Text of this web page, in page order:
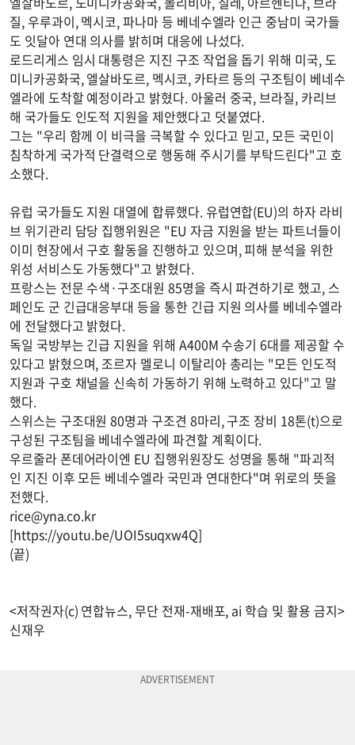
질, 우루과이, 멕시코, 파나마 등 베네수엘라 인근 중남미 국가들
도 잇달아 연대 의사를 밝히며 대응에 나섰다.
로드리게스 임시 대통령은 지진 구조 작업을 돕기 위해 미국, 도
미니카공화국, 엘살바도르, 멕시코, 카타르 등의 구조팀이 베네수
엘라에 도착할 예정이라고 밝혔다. 아울러 중국, 브라질, 카리브
해 국가들도 인도적 지원을 제안했다고 덧붙였다.
그는 "우리 함께 이 비극을 극복할 수 있다고 믿고, 모든 국민이
침착하게 국가적 단결력으로 행동해 주시기를 부탁드린다"고 호
소했다.
유럽 국가들도 지원 대열에 합류했다. 유럽연합(EU)의 하자 라비
브 위기관리 담당 집행위원은 "EU 자금 지원을 받는 파트너들이
이미 현장에서 구호 활동을 진행하고 있으며, 피해 분석을 위한
위성 서비스도 가동했다"고 밝혔다.
프랑스는 전문 수색·구조대원 85명을 즉시 파견하기로 했고, 스
페인도 군 긴급대응부대 등을 통한 긴급 지원 의사를 베네수엘라
에 전달했다고 밝혔다.
독일 국방부는 긴급 지원을 위해 A400M 수송기 6대를 제공할 수
있다고 밝혔으며, 조르자 멜로니 이탈리아 총리는 "모든 인도적
지원과 구호 채널을 신속히 가동하기 위해 노력하고 있다"고 말
했다.
스위스는 구조대원 80명과 구조견 8마리, 구조 장비 18톤(t)으로
구성된 구조팀을 베네수엘라에 파견할 계획이다.
우르줄라 폰데어라이엔 EU 집행위원장도 성명을 통해 "파괴적
인 지진 이후 모든 베네수엘라 국민과 연대한다"며 위로의 뜻을
전했다.
rice@yna.co.kr
[https://youtu.be/UOI5suqxw4Q]
(끝)
<저작권자(c) 연합뉴스, 무단 전재-재배포, ai 학습 및 활용 금지>
신재우